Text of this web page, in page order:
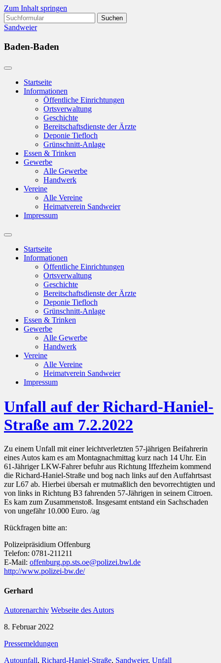
Zum Inhalt springen
Suchen
nach:
Sandweier
Baden-Baden
Startseite
Informationen
Öffentliche Einrichtungen
Ortsverwaltung
Geschichte
Bereitschaftsdienste der Ärzte
Deponie Tiefloch
Grünschnitt-Anlage
Essen & Trinken
Gewerbe
Alle Gewerbe
Handwerk
Vereine
Alle Vereine
Heimatverein Sandweier
Impressum
Suchfeld
ein-/ausblenden
Startseite
Informationen
Öffentliche Einrichtungen
Ortsverwaltung
Geschichte
Bereitschaftsdienste der Ärzte
Deponie Tiefloch
Grünschnitt-Anlage
Essen & Trinken
Gewerbe
Alle Gewerbe
Handwerk
Vereine
Alle Vereine
Heimatverein Sandweier
Impressum
Unfall auf der Richard-Haniel-
Straße am 7.2.2022
Zu einem Unfall mit einer leichtverletzten 57-jährigen Beifahrerin
eines Autos kam es am Montagnachmittag kurz nach 14 Uhr. Ein
61-Jähriger LKW-Fahrer befuhr aus Richtung Iffezheim kommend
die Richard-Haniel-Straße und bog nach links auf den Auffahrtsast
zur L67 ab. Hierbei übersah er mutmaßlich den bevorrechtigten und
von links in Richtung B3 fahrenden 57-Jährigen in seinem Citroen.
Es kam zum Zusammenstoß. Insgesamt entstand ein Sachschaden
von ungefähr 10.000 Euro. /ag
Rückfragen bitte an:
Polizeipräsidium Offenburg
Telefon: 0781-211211
E-Mail: offenburg.pp.sts.oe@polizei.bwl.de
http://www.polizei-bw.de/
Gerhard
Autorenarchiv Webseite des Autors
8. Februar 2022
Pressemeldungen
Autounfall, Richard-Haniel-Straße, Sandweier, Unfall